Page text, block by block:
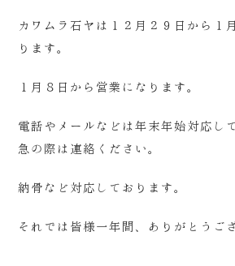
カワムラ石ヤは１２月２９日から１
ります。
１月８日から営業になります。
電話やメールなどは年末年始対応し
急の際は連絡ください。
納骨など対応しております。
それでは皆様一年間、ありがとうご